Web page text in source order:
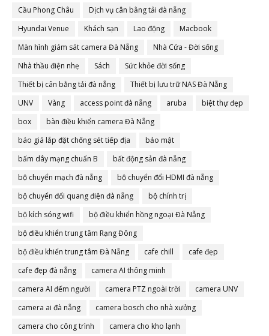
Cầu Phong Châu
Dịch vụ cân bằng tải đà nẵng
Hyundai Venue
Khách sạn Lao động
Macbook
Màn hình giám sát camera Đà Nẵng
Nhà Cửa - Đời sống
Nhà thầu điện nhẹ
Sách
Sức khỏe đời sống
Thiết bị cân bằng tải đà nẵng
Thiết bị lưu trữ NAS Đà Nẵng
UNV
Vàng access point đà nẵng aruba
biệt thự đẹp
box
bàn điều khiển camera Đà Nẵng
báo giá lắp đặt chống sét tiếp địa
bảo mật
bấm dây mạng chuẩn B
bất động sản đà nẵng
bộ chuyển mạch đà nẵng
bộ chuyển đổi HDMI đà nẵng
bộ chuyển đổi quang điện đà nẵng
bộ chính trị
bộ kích sóng wifi
bộ điều khiển hồng ngoại Đà Nẵng
bộ điều khiển trung tâm Rạng Đông
bộ điều khiển trung tâm Đà Nẵng
cafe chill
cafe đẹp
cafe đẹp đà nẵng
camera AI thông minh
camera AI đếm người
camera PTZ ngoài trời
camera UNV
camera ai đà nẵng
camera bosch cho nhà xưởng
camera cho công trình
camera cho kho lạnh